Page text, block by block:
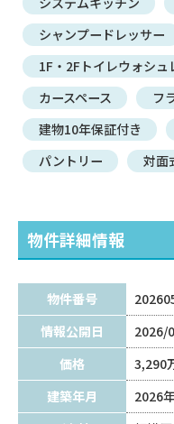
シャンプードレッサー
1F・2Fトイレウォシュ
カースペース
フ
建物10年保証付き
パントリー
対面
物件詳細情報
物件番号
情報公開日
2026/
価格
3,290
建築年月
2026